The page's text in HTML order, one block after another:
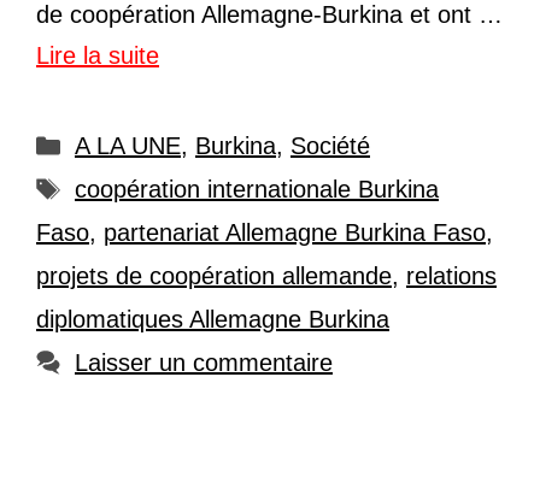
de coopération Allemagne-Burkina et ont …
Lire la suite
Catégories
A LA UNE, Burkina, Société
Étiquettes
coopération internationale Burkina
Faso, partenariat Allemagne Burkina Faso,
projets de coopération allemande, relations
diplomatiques Allemagne Burkina
Laisser un commentaire